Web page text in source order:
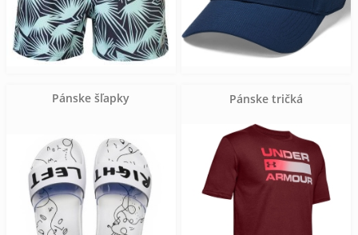
Pánske šľapky Pánske tričká